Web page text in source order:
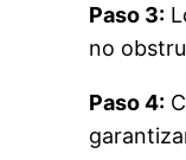
Paso 3:
no
Paso 4: